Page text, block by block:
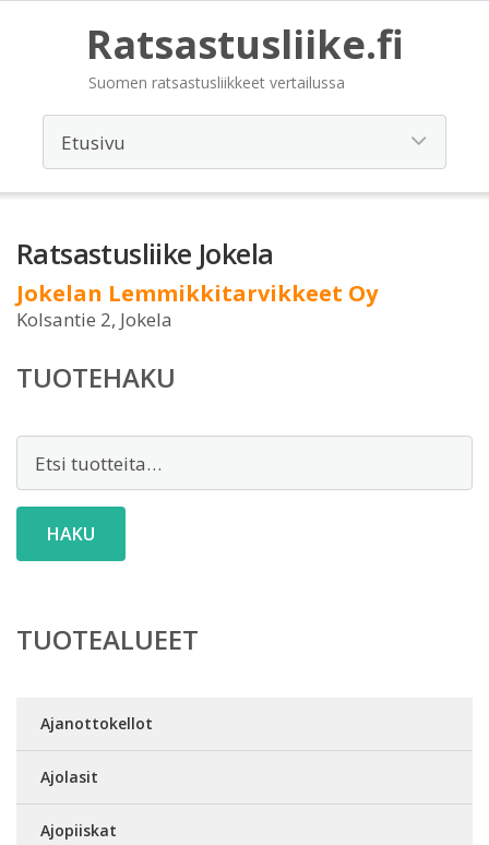
Ratsastusliike.fi
Suomen ratsastusliikkeet vertailussa
Ratsastusliike Jokela
Jokelan Lemmikkitarvikkeet Oy
Kolsantie 2, Jokela
TUOTEHAKU
HAKU
TUOTEALUEET
Ajanottokellot
Ajolasit
Ajopiiskat